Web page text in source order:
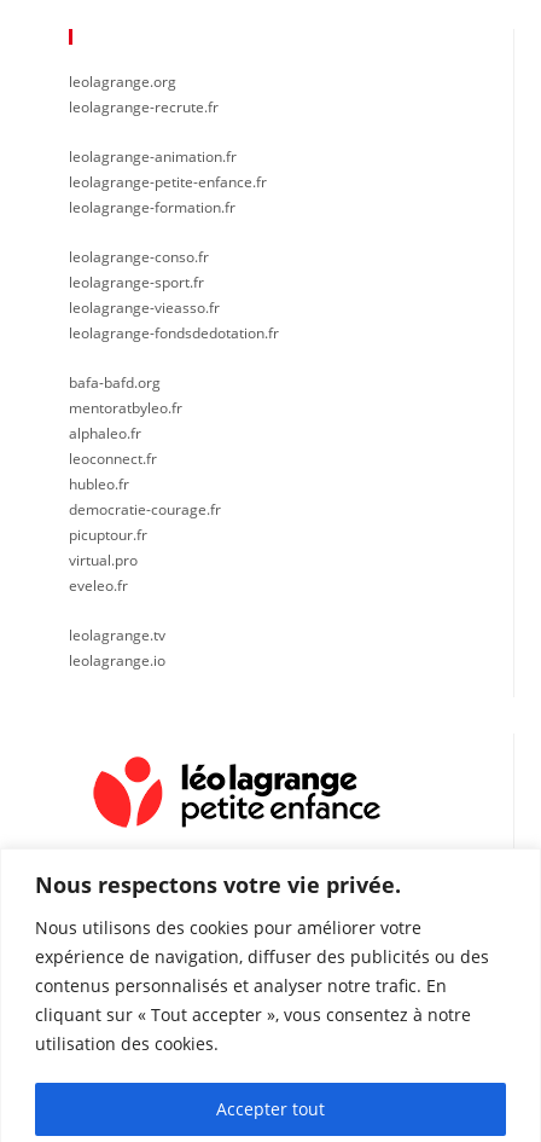
Nous respectons votre vie privée.
Nous utilisons des cookies pour améliorer votre
expérience de navigation, diffuser des publicités ou des
contenus personnalisés et analyser notre trafic. En
cliquant sur « Tout accepter », vous consentez à notre
utilisation des cookies.
Accepter tout
leolagrange.org
leolagrange-recrute.fr
leolagrange-animation.fr
leolagrange-petite-enfance.fr
leolagrange-formation.fr
leolagrange-conso.fr
leolagrange-sport.fr
leolagrange-vieasso.fr
leolagrange-fondsdedotation.fr
bafa-bafd.org
mentoratbyleo.fr
alphaleo.fr
leoconnect.fr
hubleo.fr
democratie-courage.fr
picuptour.fr
virtual.pro
eveleo.fr
leolagrange.tv
leolagrange.io
Espace petite enfance Villars les Dombes
Impasse des jardins
01330 Villars les Dombes
espacepevillarslesdombes@leolagrange.org